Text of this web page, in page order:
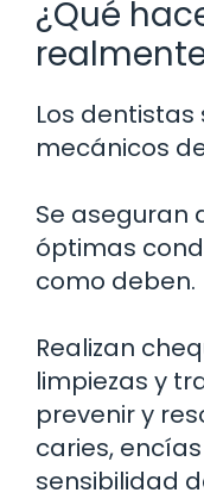
¿Qué
Los
mecánicos
Se aseguran
óptimas
como deben.
Realizan
limpiezas y
prevenir y
caries,
sensibilidad